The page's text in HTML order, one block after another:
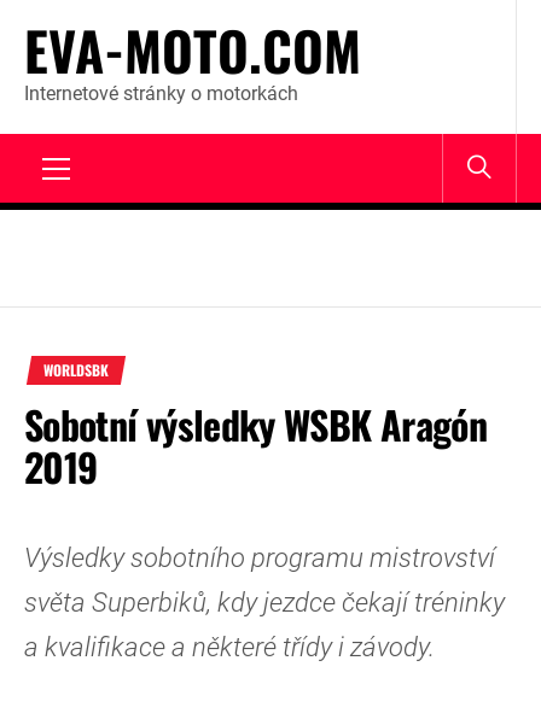
content
EVA-MOTO.COM
Internetové stránky o motorkách
WORLDSBK
Sobotní výsledky WSBK Aragón
2019
Výsledky sobotního programu mistrovství
světa Superbiků, kdy jezdce čekají tréninky
a kvalifikace a některé třídy i závody.